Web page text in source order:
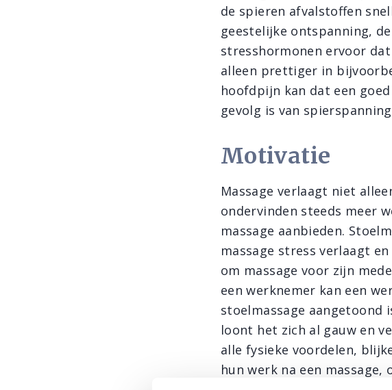
de spieren afvalstoffen
geestelijke ontspanning,
stresshormonen ervoor
alleen prettiger in
hoofdpijn kan dat een
gevolg is van
Motivatie
Massage verlaagt niet
ondervinden steeds meer
massage aanbieden.
massage stress verlaagt
om massage voor zijn
een werknemer kan een
stoelmassage
loont het zich al gauw en
alle fysieke voordelen,
hun werk na een massage,